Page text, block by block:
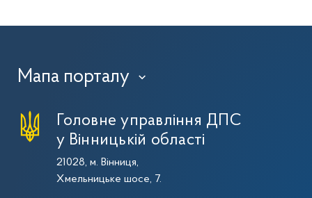
Мапа порталу ›
Головне управління ДПС
у Вінницькій області
21028, м. Вінниця,
Хмельницьке шосе, 7.